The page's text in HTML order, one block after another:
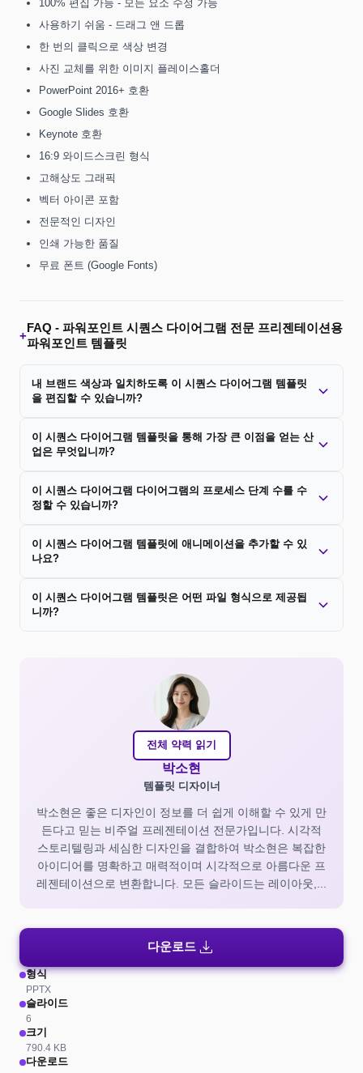
100% 편집 가능 - 모든 요소 수정 가능
사용하기 쉬움 - 드래그 앤 드롭
한 번의 클릭으로 색상 변경
사진 교체를 위한 이미지 플레이스홀더
PowerPoint 2016+ 호환
Google Slides 호환
Keynote 호환
16:9 와이드스크린 형식
고해상도 그래픽
벡터 아이콘 포함
전문적인 디자인
인쇄 가능한 품질
무료 폰트 (Google Fonts)
+
FAQ - 파워포인트 시퀀스 다이어그램 전문 프리젠테이션용
파워포인트 템플릿
내 브랜드 색상과 일치하도록 이 시퀀스 다이어그램 템플릿
을 편집할 수 있습니까?
이 시퀀스 다이어그램 템플릿을 통해 가장 큰 이점을 얻는 산
업은 무엇입니까?
이 시퀀스 다이어그램 다이어그램의 프로세스 단계 수를 수
정할 수 있습니까?
이 시퀀스 다이어그램 템플릿에 애니메이션을 추가할 수 있
나요?
이 시퀀스 다이어그램 템플릿은 어떤 파일 형식으로 제공됩
니까?
전체 약력 읽기
박소현
템플릿 디자이너
박소현은 좋은 디자인이 정보를 더 쉽게 이해할 수 있게 만
든다고 믿는 비주얼 프레젠테이션 전문가입니다. 시각적
스토리텔링과 세심한 디자인을 결합하여 박소현은 복잡한
아이디어를 명확하고 매력적이며 시각적으로 아름다운 프
레젠테이션으로 변환합니다. 모든 슬라이드는 레이아웃,...
다운로드 download
형식
PPTX
슬라이드
6
크기
790.4 KB
다운로드